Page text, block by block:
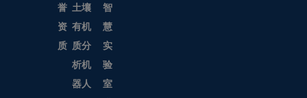
誉
资
质
土壤
有机
质分
析机
器人
智
慧
实
验
室